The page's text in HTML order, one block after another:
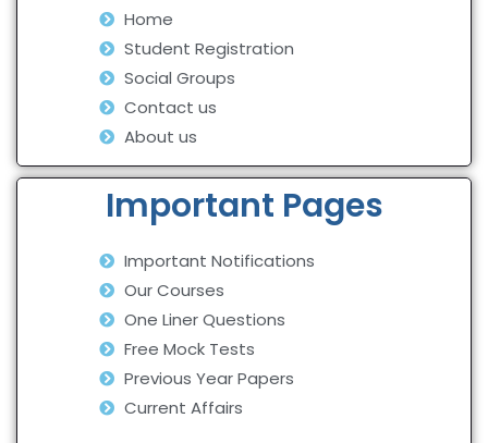
Home
Student Registration
Social Groups
Contact us
About us
Important Pages
Important Notifications
Our Courses
One Liner Questions
Free Mock Tests
Previous Year Papers
Current Affairs